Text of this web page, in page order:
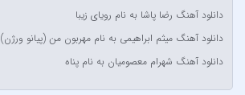
آر اس اچ
آراد
آراد شاک
دانلود آهنگ رضا پاشا به نام رویای زیبا
دانلود آهنگ میثم ابراهیمی به نام مهربون من (پیانو ورژن)
دانلود آهنگ شهرام معصومیان به نام پناه